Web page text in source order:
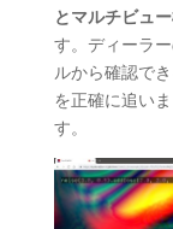
とマルチビュ
す。ディーラ
ルから確認で
を正確に追い
す。